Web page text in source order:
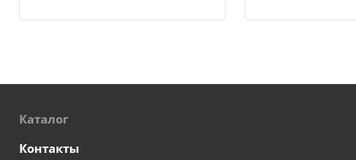
Каталог
Контакты